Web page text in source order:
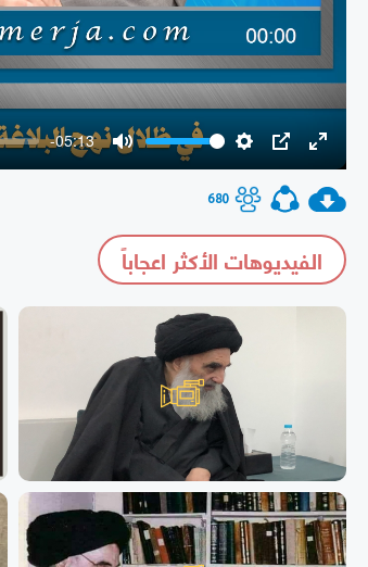
-05:13
Enter
680
الفيديوهات الأكثر اعجاباً